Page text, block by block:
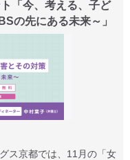
「今、考える、子ど
の先にある未来～」
ス京都では、11月の「女